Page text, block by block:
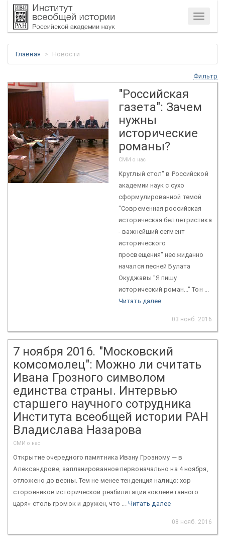
Меню
Главная Новости
Фильтр
"Российская
газета": Зачем
нужны
исторические
романы?
СМИ о нас
Круглый стол" в Российской
академии наук с сухо
сформулированной темой
"Современная российская
историческая беллетристика
- важнейший сегмент
исторического
просвещения" неожиданно
начался песней Булата
Окуджавы "Я пишу
исторический роман..." Тон ...
Читать далее
03 нояб. 2016
7 ноября 2016. "Московский
комсомолец": Можно ли считать
Ивана Грозного символом
единства страны. Интервью
старшего научного сотрудника
Института всеобщей истории РАН
Владислава Назарова
СМИ о нас
Открытие очередного памятника Ивану Грозному — в
Александрове, запланированное первоначально на 4 ноября,
отложено до весны. Тем не менее тенденция налицо: хор
сторонников исторической реабилитации «оклеветанного
царя» столь громок и дружен, что ... Читать далее
08 нояб. 2016